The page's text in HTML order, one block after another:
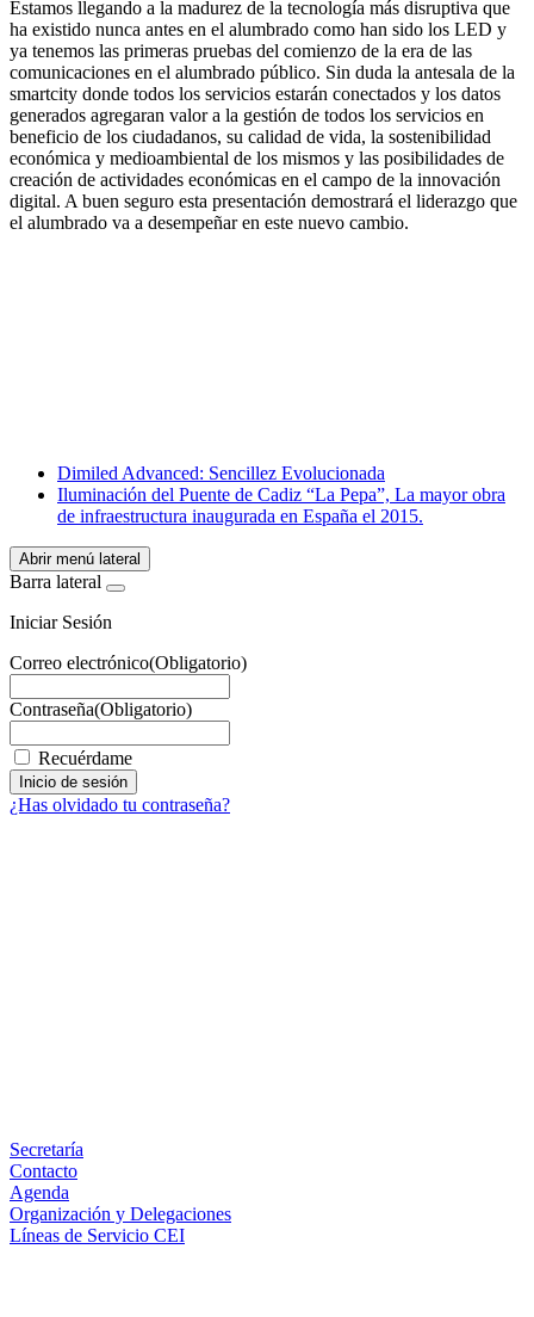
Estamos llegando a la madurez de la tecnología más disruptiva que
ha existido nunca antes en el alumbrado como han sido los LED y
ya tenemos las primeras pruebas del comienzo de la era de las
comunicaciones en el alumbrado público. Sin duda la antesala de la
smartcity donde todos los servicios estarán conectados y los datos
generados agregaran valor a la gestión de todos los servicios en
beneficio de los ciudadanos, su calidad de vida, la sostenibilidad
económica y medioambiental de los mismos y las posibilidades de
creación de actividades económicas en el campo de la innovación
digital. A buen seguro esta presentación demostrará el liderazgo que
el alumbrado va a desempeñar en este nuevo cambio.
WhatsApp
Dimiled Advanced: Sencillez Evolucionada
Iluminación del Puente de Cadiz “La Pepa”, La mayor obra
de infraestructura inaugurada en España el 2015.
Abrir menú lateral
Barra lateral
Iniciar Sesión
Correo electrónico(Obligatorio)
Contraseña(Obligatorio)
Recuérdame
¿Has olvidado tu contraseña?
Secretaría
Contacto
Agenda
Organización y Delegaciones
Líneas de Servicio CEI